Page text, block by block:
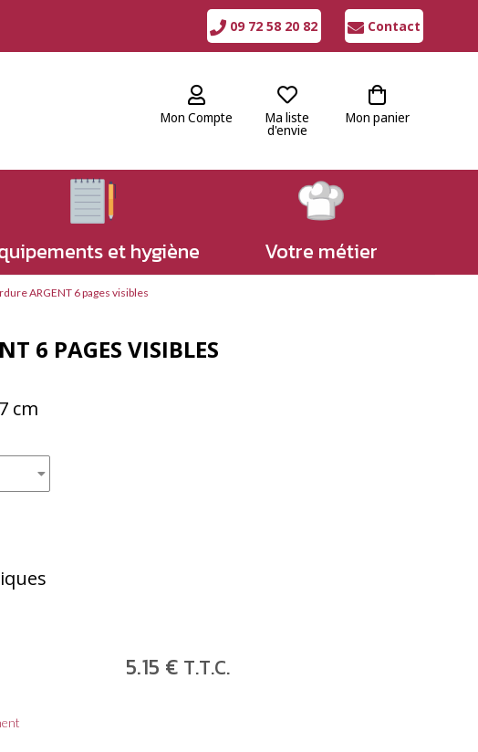
Mon Compte Mon panier
Ma liste
d'envie
et hygiène Votre métier
ARGENT 6 pages visibles
6 PAGES VISIBLES
cm
5.15 € T.T.C.
09 72 58 20 82 Contact